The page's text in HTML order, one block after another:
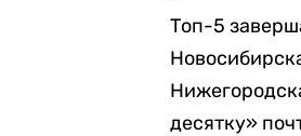
Топ-5
десятку»